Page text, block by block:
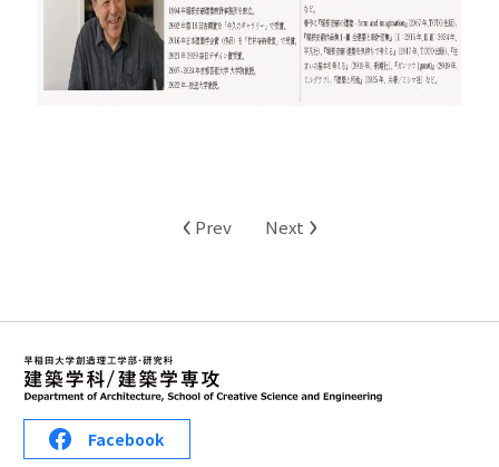
‹ Prev Next ›
Facebook